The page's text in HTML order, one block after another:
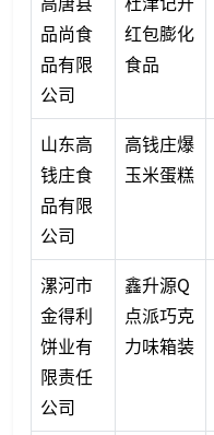
品尚食
品有限
公司
红包膨化
食品
山东高
钱庄食
品有限
公司
高钱庄爆
玉米蛋糕
漯河市
金得利
饼业有
限责任
公司
鑫升源Q
点派巧克
力味箱装